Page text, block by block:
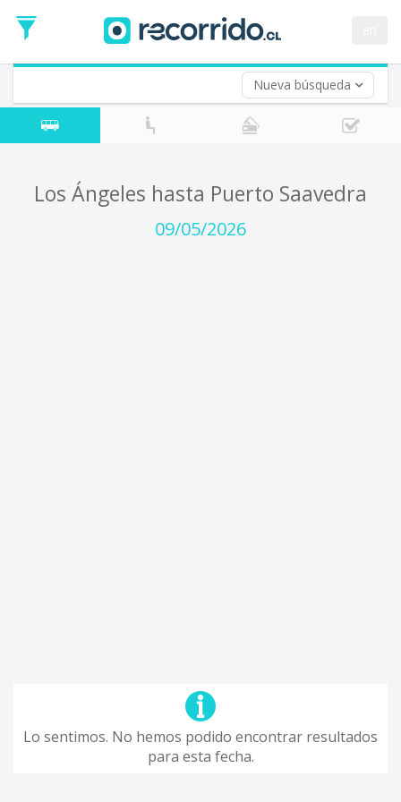
Nueva búsqueda
de
Ida
Vuelta (opcional)
Fecha
de
Los Ángeles hasta Puerto Saavedra
09/05/2026
Lo sentimos. No hemos podido encontrar resultados
para esta fecha.